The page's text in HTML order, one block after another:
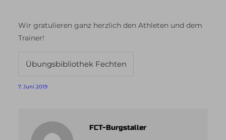
Wir gratulieren ganz herzlich den Athleten und dem
Trainer!
Übungsbibliothek Fechten
7. Juni 2019
FCT-Burgstaller